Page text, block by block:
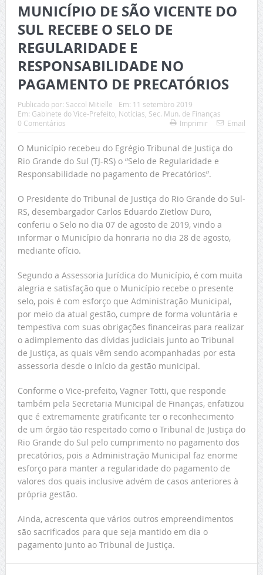
MUNICÍPIO DE SÃO VICENTE DO
SUL RECEBE O SELO DE
REGULARIDADE E
RESPONSABILIDADE NO
PAGAMENTO DE PRECATÓRIOS
Publicado por: Saccol Mitielle Em: 11 setembro 2019
Em: Gabinete do Vice-Prefeito, Notícias Sec. Mun. de Finanças
0 Comentários
Imprimir Email
O Município recebeu do Egrégio Tribunal de Justiça do
Rio Grande do Sul (TJ-RS) o “Selo de Regularidade e
Responsabilidade no pagamento de Precatórios”.
O Presidente do Tribunal de Justiça do Rio Grande do Sul-
RS, desembargador Carlos Eduardo Zietlow Duro,
conferiu o Selo no dia 07 de agosto de 2019, vindo a
informar o Município da honraria no dia 28 de agosto,
mediante ofício.
Segundo a Assessoria Jurídica do Município, é com muita
alegria e satisfação que o Município recebe o presente
selo, pois é com esforço que Administração Municipal,
por meio da atual gestão, cumpre de forma voluntária e
tempestiva com suas obrigações financeiras para realizar
o adimplemento das dívidas judiciais junto ao Tribunal
de Justiça, as quais vêm sendo acompanhadas por esta
assessoria desde o início da gestão municipal.
Conforme o Vice-prefeito, Vagner Totti, que responde
também pela Secretaria Municipal de Finanças, enfatizou
que é extremamente gratificante ter o reconhecimento
de um órgão tão respeitado como o Tribunal de Justiça do
Rio Grande do Sul pelo cumprimento no pagamento dos
precatórios, pois a Administração Municipal faz enorme
esforço para manter a regularidade do pagamento de
valores dos quais inclusive advém de casos anteriores à
própria gestão.
Ainda, acrescenta que vários outros empreendimentos
são sacrificados para que seja mantido em dia o
pagamento junto ao Tribunal de Justiça.